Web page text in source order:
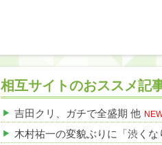
相互サイトのおススメ記
吉田クリ、ガチで全盛期 他